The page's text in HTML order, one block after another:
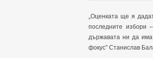
„Оценката ще я
последните избори
държавата ни да има
фокус” Станислав